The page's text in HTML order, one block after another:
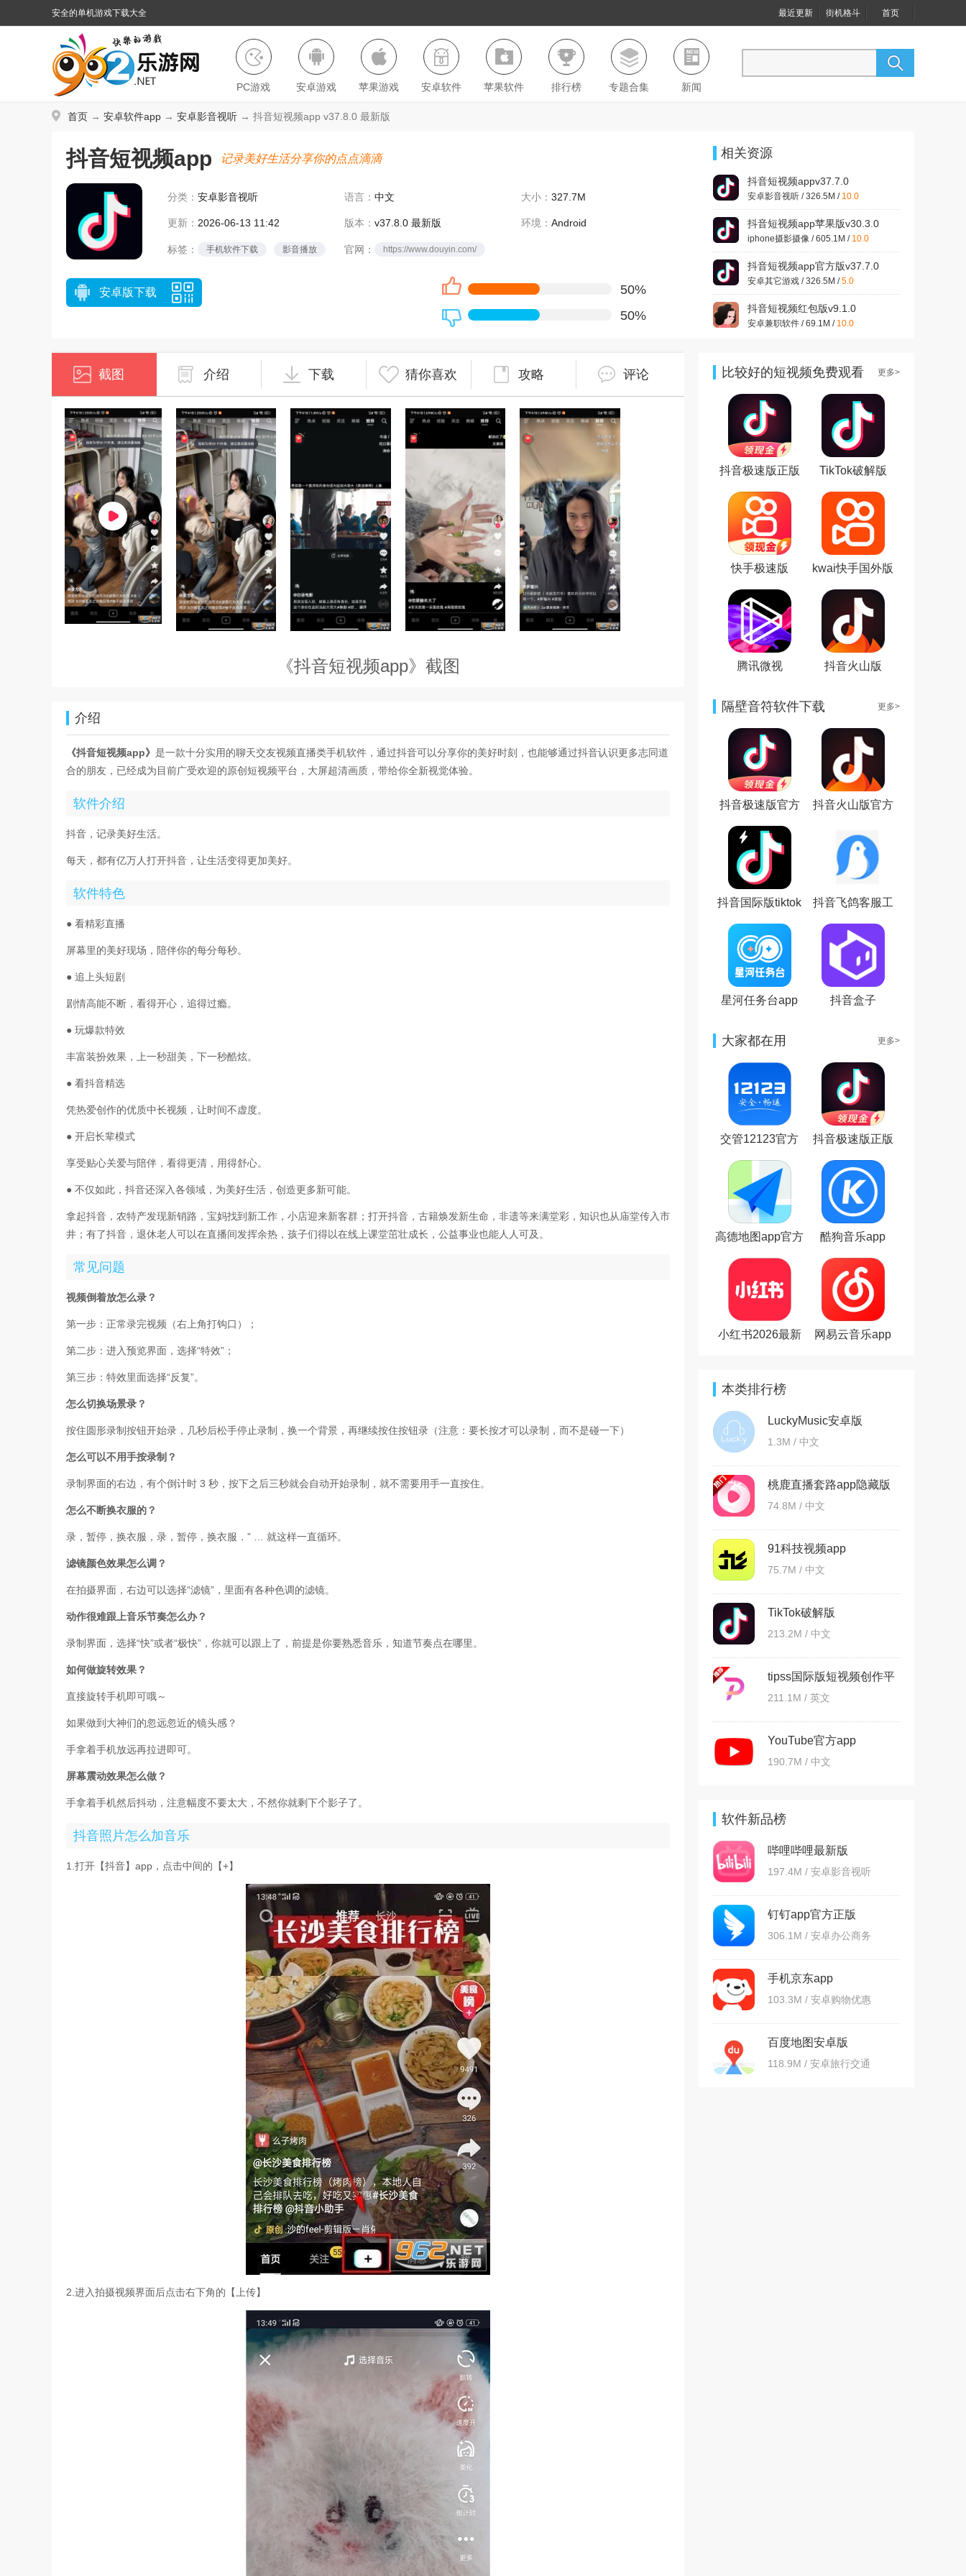
安全的单机游戏下载大全 最近更新 街机格斗 首页
PC游戏 安卓游戏 苹果游戏 安卓软件 苹果软件 排行榜 专题合集 新闻
首页 → 安卓软件app → 安卓影音视听 → 抖音短视频app v37.8.0 最新版
抖音短视频app 记录美好生活分享你的点点滴滴
分类： 安卓影音视听 语言： 中文 大小： 327.7M
更新： 2026-06-13 11:42 版本： v37.8.0 最新版 环境： Android
标签： 手机软件下载 影音播放 官网： https://www.douyin.com/
安卓版下载
50%
50%
相关资源
抖音短视频appv37.7.0
安卓影音视听 / 326.5M / 10.0
抖音短视频app苹果版v30.3.0
最新版
iphone摄影摄像 / 605.1M / 10.0
抖音短视频app官方版v37.7.0
安卓其它游戏 / 326.5M /5.0
抖音短视频红包版v9.1.0
安卓兼职软件 / 69.1M / 10.0
安卓购物优惠 / 24.7M /9.3
抖音短视频appv37.8.0 最新版
安卓影音视听 / 327.7M /
小红书app官方版v9.19.0 官方
安卓版
安卓聊天社交 / 154.0M /9.4
美图秀秀手机版官方版
v10.10.0最新版
安卓摄影摄像 / 174M /10.0
截图 介绍 下载 猜你喜欢 攻略 评论
《抖音短视频app》截图
介绍
《抖音短视频app》 是一款十分实用的聊天交友视频直播类手机软件，通过抖音可以分享你的美好时刻，也能够通过抖音认识更多志同道
合的朋友，已经成为目前广受欢迎的原创短视频平台，大屏超清画质，带给你全新视觉体验。
软件介绍
抖音，记录美好生活。
每天，都有亿万人打开抖音，让生活变得更加美好。
软件特色
● 看精彩直播
屏幕里的美好现场，陪伴你的每分每秒。
● 追上头短剧
剧情高能不断，看得开心，追得过瘾。
● 玩爆款特效
丰富装扮效果，上一秒甜美，下一秒酷炫。
● 看抖音精选
凭热爱创作的优质中长视频，让时间不虚度。
● 开启长辈模式
享受贴心关爱与陪伴，看得更清，用得舒心。
● 不仅如此，抖音还深入各领域，为美好生活，创造更多新可能。
拿起抖音，农特产发现新销路，宝妈找到新工作，小店迎来新客群；打开抖音，古籍焕发新生命，非遗等来满堂彩，知识也从庙堂传入市
井；有了抖音，退休老人可以在直播间发挥余热，孩子们得以在线上课堂茁壮成长，公益事业也能人人可及。
常见问题
视频倒着放怎么录？
第一步：正常录完视频（右上角打钩口）；
第二步：进入预览界面，选择“特效”；
第三步：特效里面选择“反复”。
怎么切换场景录？
按住圆形录制按钮开始录，几秒后松手停止录制，换一个背景，再继续按住按钮录（注意：要长按才可以录制，而不是碰一下）
怎么可以不用手按录制？
录制界面的右边，有个倒计时 3 秒，按下之后三秒就会自动开始录制，就不需要用手一直按住。
怎么不断换衣服的？
录，暂停，换衣服，录，暂停，换衣服．” … 就这样一直循环。
滤镜颜色效果怎么调？
在拍摄界面，右边可以选择“滤镜”，里面有各种色调的滤镜。
动作很难跟上音乐节奏怎么办？
录制界面，选择“快”或者“极快”，你就可以跟上了，前提是你要熟悉音乐，知道节奏点在哪里。
如何做旋转效果？
直接旋转手机即可哦～
如果做到大神们的忽远忽近的镜头感？
手拿着手机放远再拉进即可。
屏幕震动效果怎么做？
手拿着手机然后抖动，注意幅度不要太大，不然你就剩下个影子了。
抖音照片怎么加音乐
1.打开【抖音】app，点击中间的【+】
2.进入拍摄视频界面后点击右下角的【上传】
比较好的短视频免费观看
更多>
抖音极速版正版
TikTok破解版
快手极速版 kwai快手国外版
腾讯微视 抖音火山版
隔壁音符软件下载 更多>
抖音极速版官方
抖音火山版官方
抖音国际版tiktok
抖音飞鸽客服工
星河任务台app 抖音盒子
大家都在用 更多>
交管12123官方
抖音极速版正版
高德地图app官方
酷狗音乐app
小红书2026最新
网易云音乐app
本类排行榜
LuckyMusic安卓版
1.3M / 中文
桃鹿直播套路app隐藏版
74.8M / 中文
91科技视频app
75.7M / 中文
TikTok破解版
213.2M / 中文
tipss国际版短视频创作平
211.1M / 英文
YouTube官方app
190.7M / 中文
软件新品榜
哔哩哔哩最新版
197.4M / 安卓影音视听
钉钉app官方正版
306.1M / 安卓办公商务
手机京东app
103.3M / 安卓购物优惠
百度地图安卓版
118.9M / 安卓旅行交通